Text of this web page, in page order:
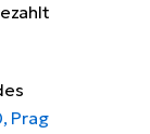
Prag